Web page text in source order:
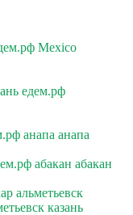
Mexico
едем.рф
анапа анапа
абакан абакан
альметьевск
казань